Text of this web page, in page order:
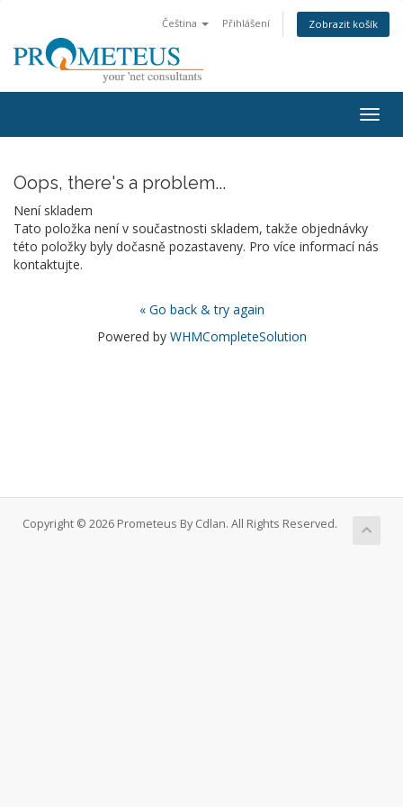
Čeština Přihlášení Zobrazit košík
Oops, there's a problem...
Není skladem
Tato položka není v součastnosti skladem, takže objednávky
této položky byly dočasně pozastaveny. Pro více informací nás
kontaktujte.
« Go back & try again
Powered by WHMCompleteSolution
Copyright © 2026 Prometeus By Cdlan. All Rights Reserved.